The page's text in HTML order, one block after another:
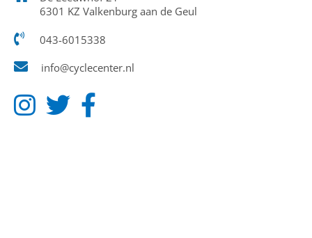
6301 KZ Valkenburg aan de Geul
043-6015338
info@cyclecenter.nl